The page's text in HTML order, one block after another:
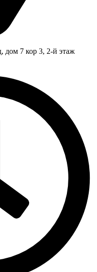
дом 7 кор 3, 2-й этаж